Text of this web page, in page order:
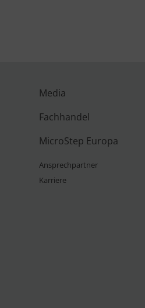
Media
Fachhandel
MicroStep Europa
Ansprechpartner
Karriere